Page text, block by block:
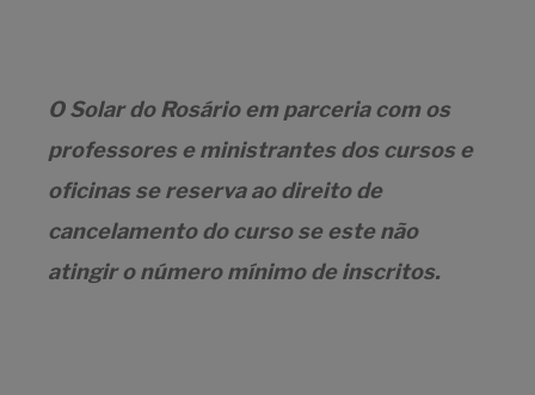
O Solar do Rosário em parceria com os
professores e ministrantes dos cursos e
oficinas se reserva ao direito de
cancelamento do curso se este não
atingir o número mínimo de inscritos.